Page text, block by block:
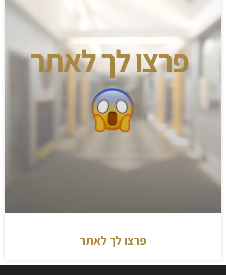
פרצו לך לאתר